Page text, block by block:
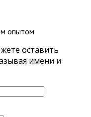
опытом
оставить
имени и